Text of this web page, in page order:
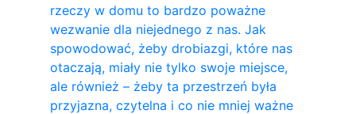
rzeczy w domu to bardzo poważne
wezwanie dla niejednego z nas. Jak
spowodować, żeby drobiazgi, które nas
otaczają, miały nie tylko swoje miejsce,
ale również – żeby ta przestrzeń była
przyjazna, czytelna i co nie mniej ważne